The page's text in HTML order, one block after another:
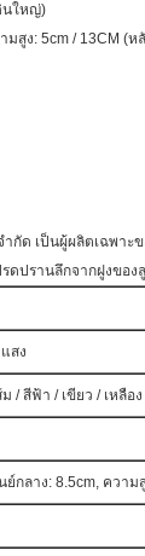
นใหญ่)
สูง: 5cm / 13CM (ห
ำกัด เป็นผู้ผลิตเฉพ
ปรานลึกจากฝูงขอ
สง
/ สีฟ้า / เขียว / เหลือง
ย์กลาง: 8.5cm, ควา